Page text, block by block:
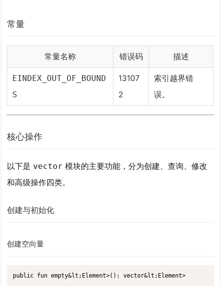
常量
常量名称 错误码 描述
EINDEX_OUT_OF_BOUND
S
13107
2
索引越界错
误。
核心操作
以下是 vector 模块的主要功能，分为创建、查询、修改
和高级操作四类。
创建与初始化
创建空向量
public fun empty&lt;Element>(): vector&lt;Element>